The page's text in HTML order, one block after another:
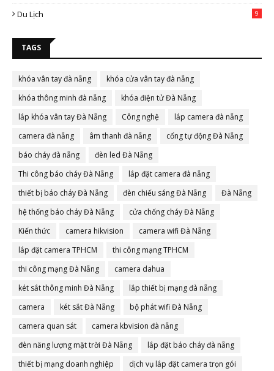
Du Lịch 9
TAGS
khóa vân tay đà nẵng
khóa cửa vân tay đà nẵng
khóa thông minh đà nẵng
khóa điện tử Đà Nẵng
lắp khóa vân tay Đà Nẵng
Công nghệ
lắp camera đà nẵng
camera đà nẵng
âm thanh đà nẵng
cổng tự động Đà Nẵng
báo cháy đà nẵng
đèn led Đà Nẵng
Thi công báo cháy Đà Nẵng
lắp đặt camera đà nẵng
thiết bị báo cháy Đà Nẵng
đèn chiếu sáng Đà Nẵng
Đà Nẵng
hệ thống báo cháy Đà Nẵng
cửa chống cháy Đà Nẵng
Kiến thức
camera hikvision
camera wifi Đà Nẵng
lắp đặt camera TPHCM
thi công mạng TPHCM
thi công mạng Đà Nẵng
camera dahua
két sắt thông minh Đà Nẵng
lắp thiết bị mạng đà nẵng
camera
két sắt Đà Nẵng
bộ phát wifi Đà Nẵng
camera quan sát
camera kbvision đà nẵng
đèn năng lượng mặt trời Đà Nẵng
lắp đặt báo cháy đà nẵng
thiết bị mạng doanh nghiệp
dịch vụ lắp đặt camera trọn gói